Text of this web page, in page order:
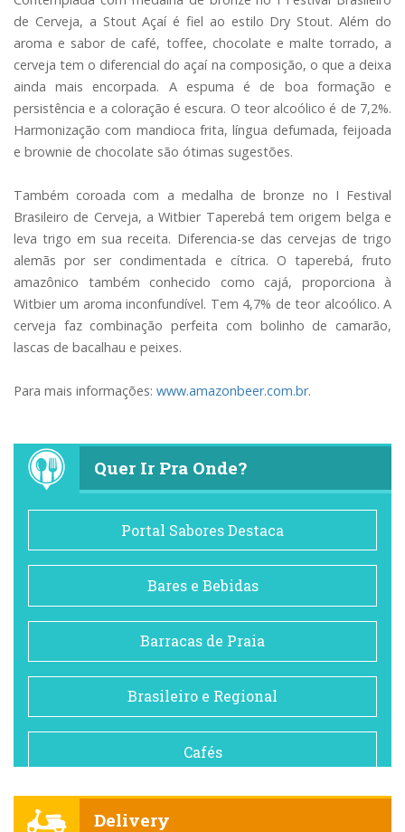
de Cerveja, a Stout Açaí é fiel ao estilo Dry Stout. Além do
aroma e sabor de café, toffee, chocolate e malte torrado, a
cerveja tem o diferencial do açaí na composição, o que a deixa
ainda mais encorpada. A espuma é de boa formação e
persistência e a coloração é escura. O teor alcoólico é de 7,2%.
Harmonização com mandioca frita, língua defumada, feijoada
e brownie de chocolate são ótimas sugestões.
Também coroada com a medalha de bronze no I Festival
Brasileiro de Cerveja, a Witbier Taperebá tem origem belga e
leva trigo em sua receita. Diferencia-se das cervejas de trigo
alemãs por ser condimentada e cítrica. O taperebá, fruto
amazônico também conhecido como cajá, proporciona à
Witbier um aroma inconfundível. Tem 4,7% de teor alcoólico. A
cerveja faz combinação perfeita com bolinho de camarão,
lascas de bacalhau e peixes.
Para mais informações: www.amazonbeer.com.br.
Quer Ir Pra Onde?
Portal Sabores Destaca
Bares e Bebidas
Barracas de Praia
Brasileiro e Regional
Cafés
Delivery